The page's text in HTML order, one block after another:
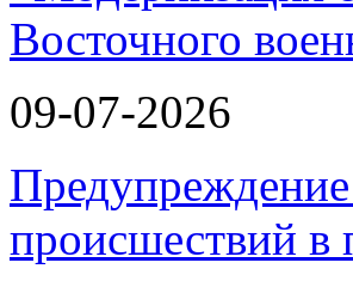
Восточного
09-07-2026
происшествий